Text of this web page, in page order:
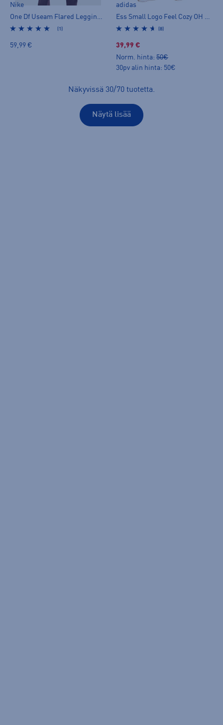
Nike
(1)
59,99 €
adidas
(8)
39,99 €
Norm. hinta: 50€
30pv alin hinta: 50€
Näkyvissä 30/70 tuotetta.
Näytä lisää